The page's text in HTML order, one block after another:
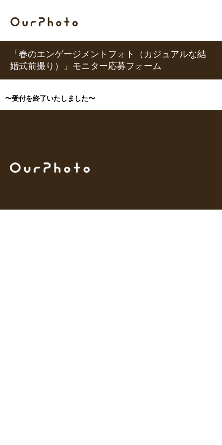
「春のエンゲージメントフォト（カジュアルな結
婚式前撮り）」モニター応募フォーム
〜受付を終了いたしました〜